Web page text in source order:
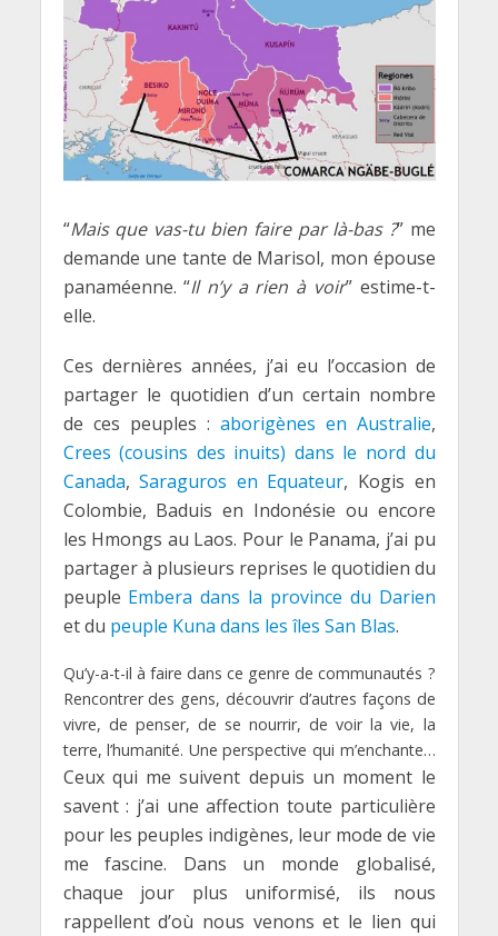
“Mais que vas-tu bien faire par là-bas ?” me
demande une tante de Marisol, mon épouse
panaméenne. “Il n’y a rien à voir” estime-t-
elle.
Ces dernières années, j’ai eu l’occasion de
partager le quotidien d’un certain nombre
de ces peuples : aborigènes en Australie,
Crees (cousins des inuits) dans le nord du
Canada,Saraguros en Equateur, Kogis en
Colombie, Baduis en Indonésie ou encore
les Hmongs au Laos. Pour le Panama, j’ai pu
partager à plusieurs reprises le quotidien du
peuple Embera dans la province du Darien
et du peuple Kuna dans les îles San Blas.
Qu’y-a-t-il à faire dans ce genre de communautés ?
Rencontrer des gens, découvrir d’autres façons de
vivre, de penser, de se nourrir, de voir la vie, la
terre, l’humanité. Une perspective qui m’enchante…
Ceux qui me suivent depuis un moment le
savent : j’ai une affection toute particulière
pour les peuples indigènes, leur mode de vie
me fascine. Dans un monde globalisé,
chaque jour plus uniformisé, ils nous
rappellent d’où nous venons et le lien qui